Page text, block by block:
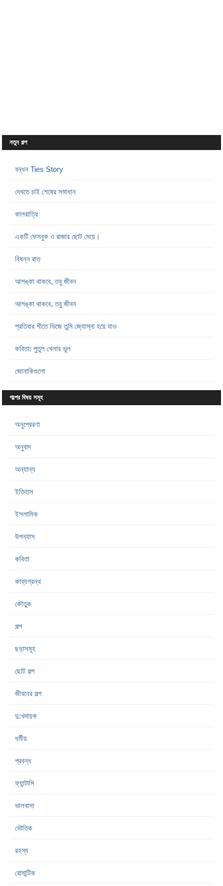
নতুন গল্প
বন্ধন Ties Story
দেখতে চাই শেষের সমাধান
কালরাত্রি
একটি ফেসবুক ও রাজার ছোট মেয়ে।
বিষন্ন রাত
আশঙ্কা থাকবে, তবু জীবন
আশঙ্কা থাকবে, তবু জীবন
প্রতিবার শীতে ভিজে তুমি জ্যোস্না হয়ে যাও
কবিতা: পুতুল খেলার ভুল
জোনাকিগুলো
গল্পের বিষয় সমূহ
অনুপ্রেরণা
অনুবাদ
অন্যান্য
ইতিহাস
ইসলামিক
উপন্যাস
কবিতা
কাব্যগ্রন্থ
কৌতুক
গল্প
ছড়াসমূহ
ছোট গল্প
জীবনের গল্প
দু:খদায়ক
ধর্মীয়
প্রবন্ধ
ফ্যান্টাসি
ভালবাসা
ভৌতিক
রহস্য
রোমান্টিক